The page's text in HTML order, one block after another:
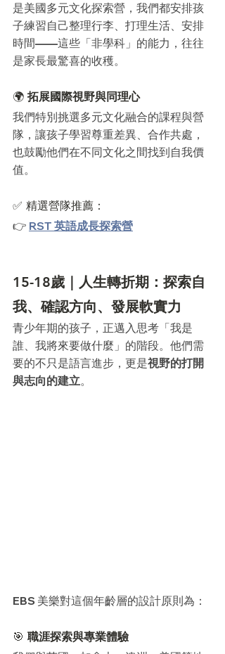
是美國多元文化探索營，我們都安排孩
子練習自己整理行李、打理生活、安排
時間——這些「非學科」的能力，往往
是家長最驚喜的收穫。
🌍 拓展國際視野與同理心
我們特別挑選多元文化融合的課程與營
隊，讓孩子學習尊重差異、合作共處，
也鼓勵他們在不同文化之間找到自我價
值。
✅ 精選營隊推薦：
👉 RST 英語成長探索營
15-18歲｜人生轉折期：探索自
我、確認方向、發展軟實力
青少年期的孩子，正邁入思考「我是
誰、我將來要做什麼」的階段。他們需
要的不只是語言進步，更是視野的打開
與志向的建立。
EBS 美樂對這個年齡層的設計原則為：
🎯 職涯探索與專業體驗